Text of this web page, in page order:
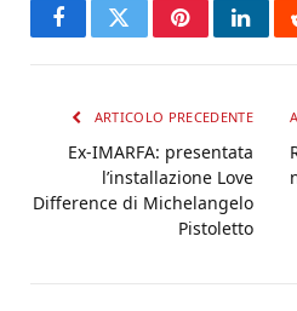
FacebookTwitterPinterest
ARTICOLO PRECEDENTE
Ex-IMARFA: presentata
l’installazione Love
Difference di Michelangelo
Pistoletto